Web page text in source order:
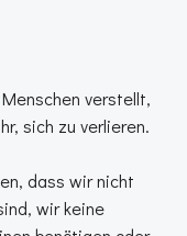
verstellt,
sich zu verlieren.
dass wir nicht
wir keine